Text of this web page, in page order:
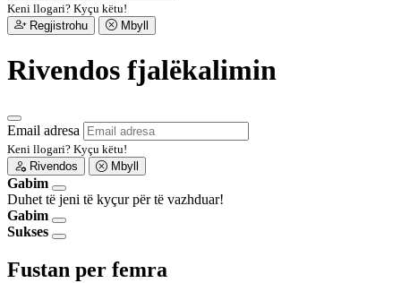
Keni llogari? Kyçu këtu!
Regjistrohu
Mbyll
Rivendos fjalëkalimin
Email adresa
Keni llogari? Kyçu këtu!
Rivendos
Mbyll
Gabim
Duhet të jeni të kyçur për të vazhduar!
Gabim
Sukses
Fustan per femra